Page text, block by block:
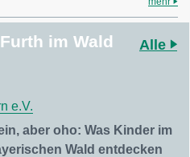
im Wald Alle
e.V.
aber oho: Was Kinder im
Wald entdecken